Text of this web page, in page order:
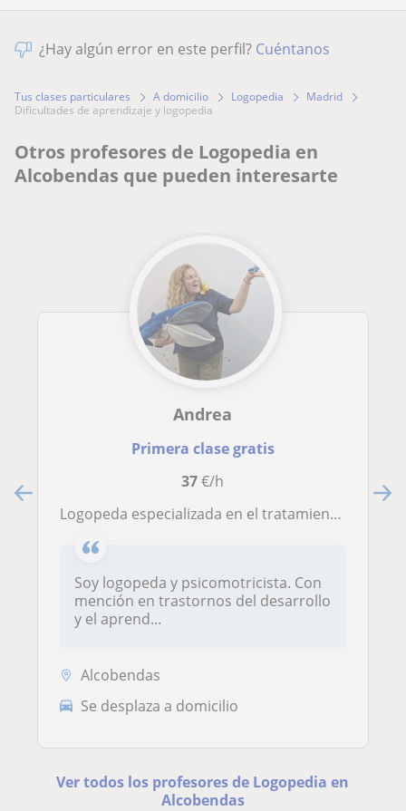
¿Hay algún error en este perfil? Cuéntanos
Tus clases particulares A domicilio Logopedia
Madrid
dificultades de aprendizaje y logopedia
Otros profesores de Logopedia en
Alcobendas que pueden interesarte
Andrea
Primera clase gratis
37€/h
Logopeda especializada en el tratamiento de logopedia infantil: retraso del habla, del lenguaje, tsh, tdl, dislexia, retraso en la lectoescritura y deglución atípica
Soy logopeda y psicomotricista. Con
mención en trastornos del desarrollo
y el aprend...
Alcobendas
Se desplaza a domicilio
Ver todos los profesores de Logopedia en
Alcobendas